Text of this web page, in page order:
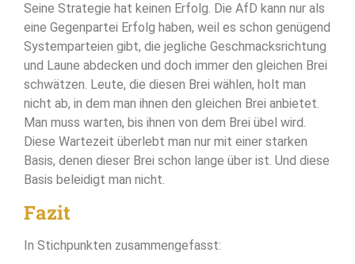
Seine Strategie hat keinen Erfolg. Die AfD kann nur als
eine Gegenpartei Erfolg haben, weil es schon genügend
Systemparteien gibt, die jegliche Geschmacksrichtung
und Laune abdecken und doch immer den gleichen Brei
schwätzen. Leute, die diesen Brei wählen, holt man
nicht ab, in dem man ihnen den gleichen Brei anbietet.
Man muss warten, bis ihnen von dem Brei übel wird.
Diese Wartezeit überlebt man nur mit einer starken
Basis, denen dieser Brei schon lange über ist. Und diese
Basis beleidigt man nicht.
Fazit
In Stichpunkten zusammengefasst: